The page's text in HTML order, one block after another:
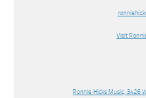
Visit
Ronnie Hicks Music, 3426